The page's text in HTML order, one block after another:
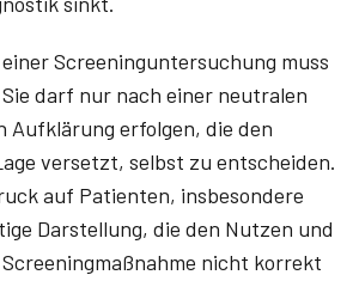
Screeninguntersuchung muss
darf nur nach einer neutralen
Aufklärung erfolgen, die den
versetzt, selbst zu entscheiden.
auf Patienten, insbesondere
Darstellung, die den Nutzen und
nicht korrekt